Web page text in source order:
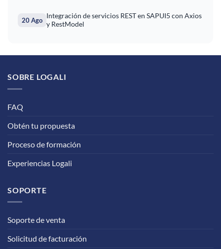
20 Ago
Integración de servicios REST en SAPUI5 con Axios
y RestModel
SOBRE LOGALI
FAQ
Obtén tu propuesta
Proceso de formación
Experiencias Logali
SOPORTE
Soporte de venta
Solicitud de facturación